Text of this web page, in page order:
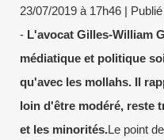
23/07/2019 à 17h46 |
- L'avocat Gilles-William
médiatique et politique
qu'avec les mollahs. Il
loin d'être modéré, reste
et les minorités.Le point